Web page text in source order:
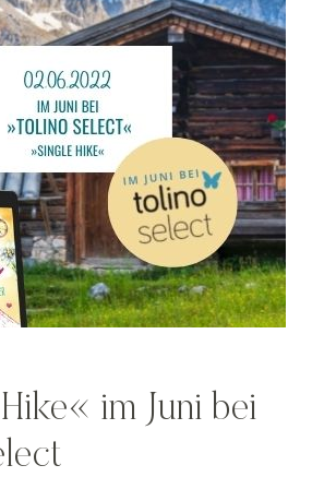
im Juni bei